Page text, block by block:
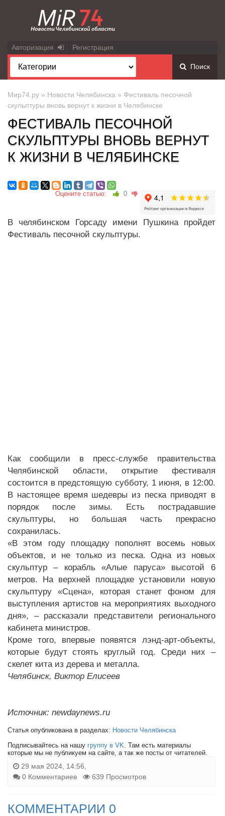
Авторизация Регистрация
Поиск
Мир74.ру » Новости Челябинска » Фестиваль песочной
скульптуры вновь вернут к жизни в Челябинске
ФЕСТИВАЛЬ ПЕСОЧНОЙ
СКУЛЬПТУРЫ ВНОВЬ ВЕРНУТ
К ЖИЗНИ В ЧЕЛЯБИНСКЕ
Оцените статью: 0
В челябинском Горсаду имени Пушкина пройдет
Фестиваль песочной скульптуры.
Как сообщили в пресс-службе правительства
Челябинской области, открытие фестиваля
состоится в предстоящую субботу, 1 июня, в 12:00.
В настоящее время шедевры из песка приводят в
порядок после зимы. Есть пострадавшие
скульптуры, но большая часть прекрасно
сохранилась.
«В этом году площадку пополнят восемь новых
объектов, и не только из песка. Одна из новых
скульптур – корабль «Алые паруса» высотой 6
метров. На верхней площадке установили новую
скульптуру «Сцена», которая станет фоном для
выступления артистов на мероприятиях выходного
дня», – рассказали представители регионального
кабинета министров.
Кроме того, впервые появятся лэнд-арт-объекты,
которые будут стоять круглый год. Среди них –
скелет кита из дерева и металла.
Челябинск, Виктор Елисеев
Источник: newdaynews.ru
Статья опубликована в разделах: Новости Челябинска
Подписывайтесь на нашу группу в VK . Там есть материалы
которые мы не публикуем на сайте, а так же посты от читателей.
29 мая 2024, 14:56,
0 Комментариев
639 Просмотров
КОММЕНТАРИИ 0